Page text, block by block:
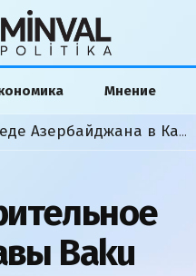
Мнение
Американский аналитик выпускает книгу о победе Азербайджана в Карабахской войне
Baku